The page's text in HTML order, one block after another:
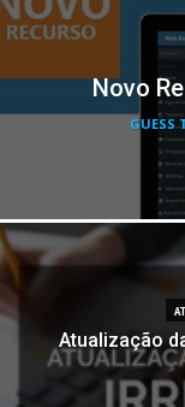
Novo
Atualização